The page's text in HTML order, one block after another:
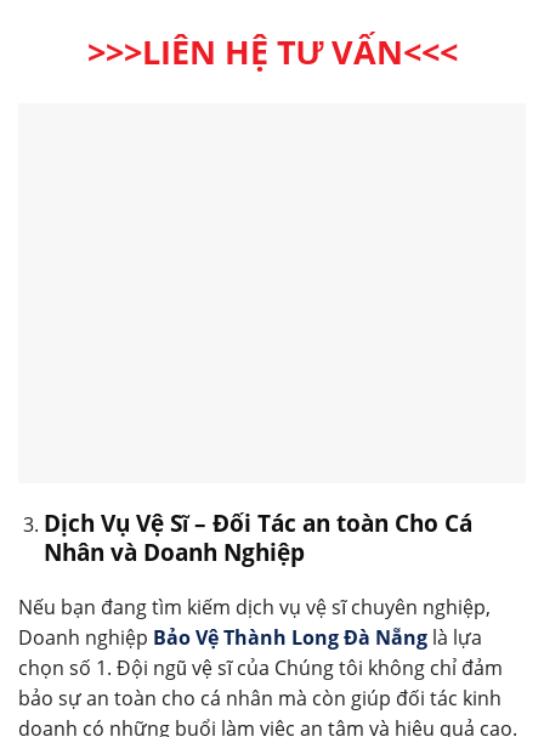
>>>LIÊN HỆ TƯ VẤN<<<
Dịch Vụ Vệ Sĩ – Đối Tác an toàn Cho Cá
Nhân và Doanh Nghiệp
Nếu bạn đang tìm kiếm dịch vụ vệ sĩ chuyên nghiệp,
Doanh nghiệp Bảo Vệ Thành Long Đà Nẵng là lựa
chọn số 1. Đội ngũ vệ sĩ của Chúng tôi không chỉ đảm
bảo sự an toàn cho cá nhân mà còn giúp đối tác kinh
doanh có những buổi làm việc an tâm và hiệu quả cao.